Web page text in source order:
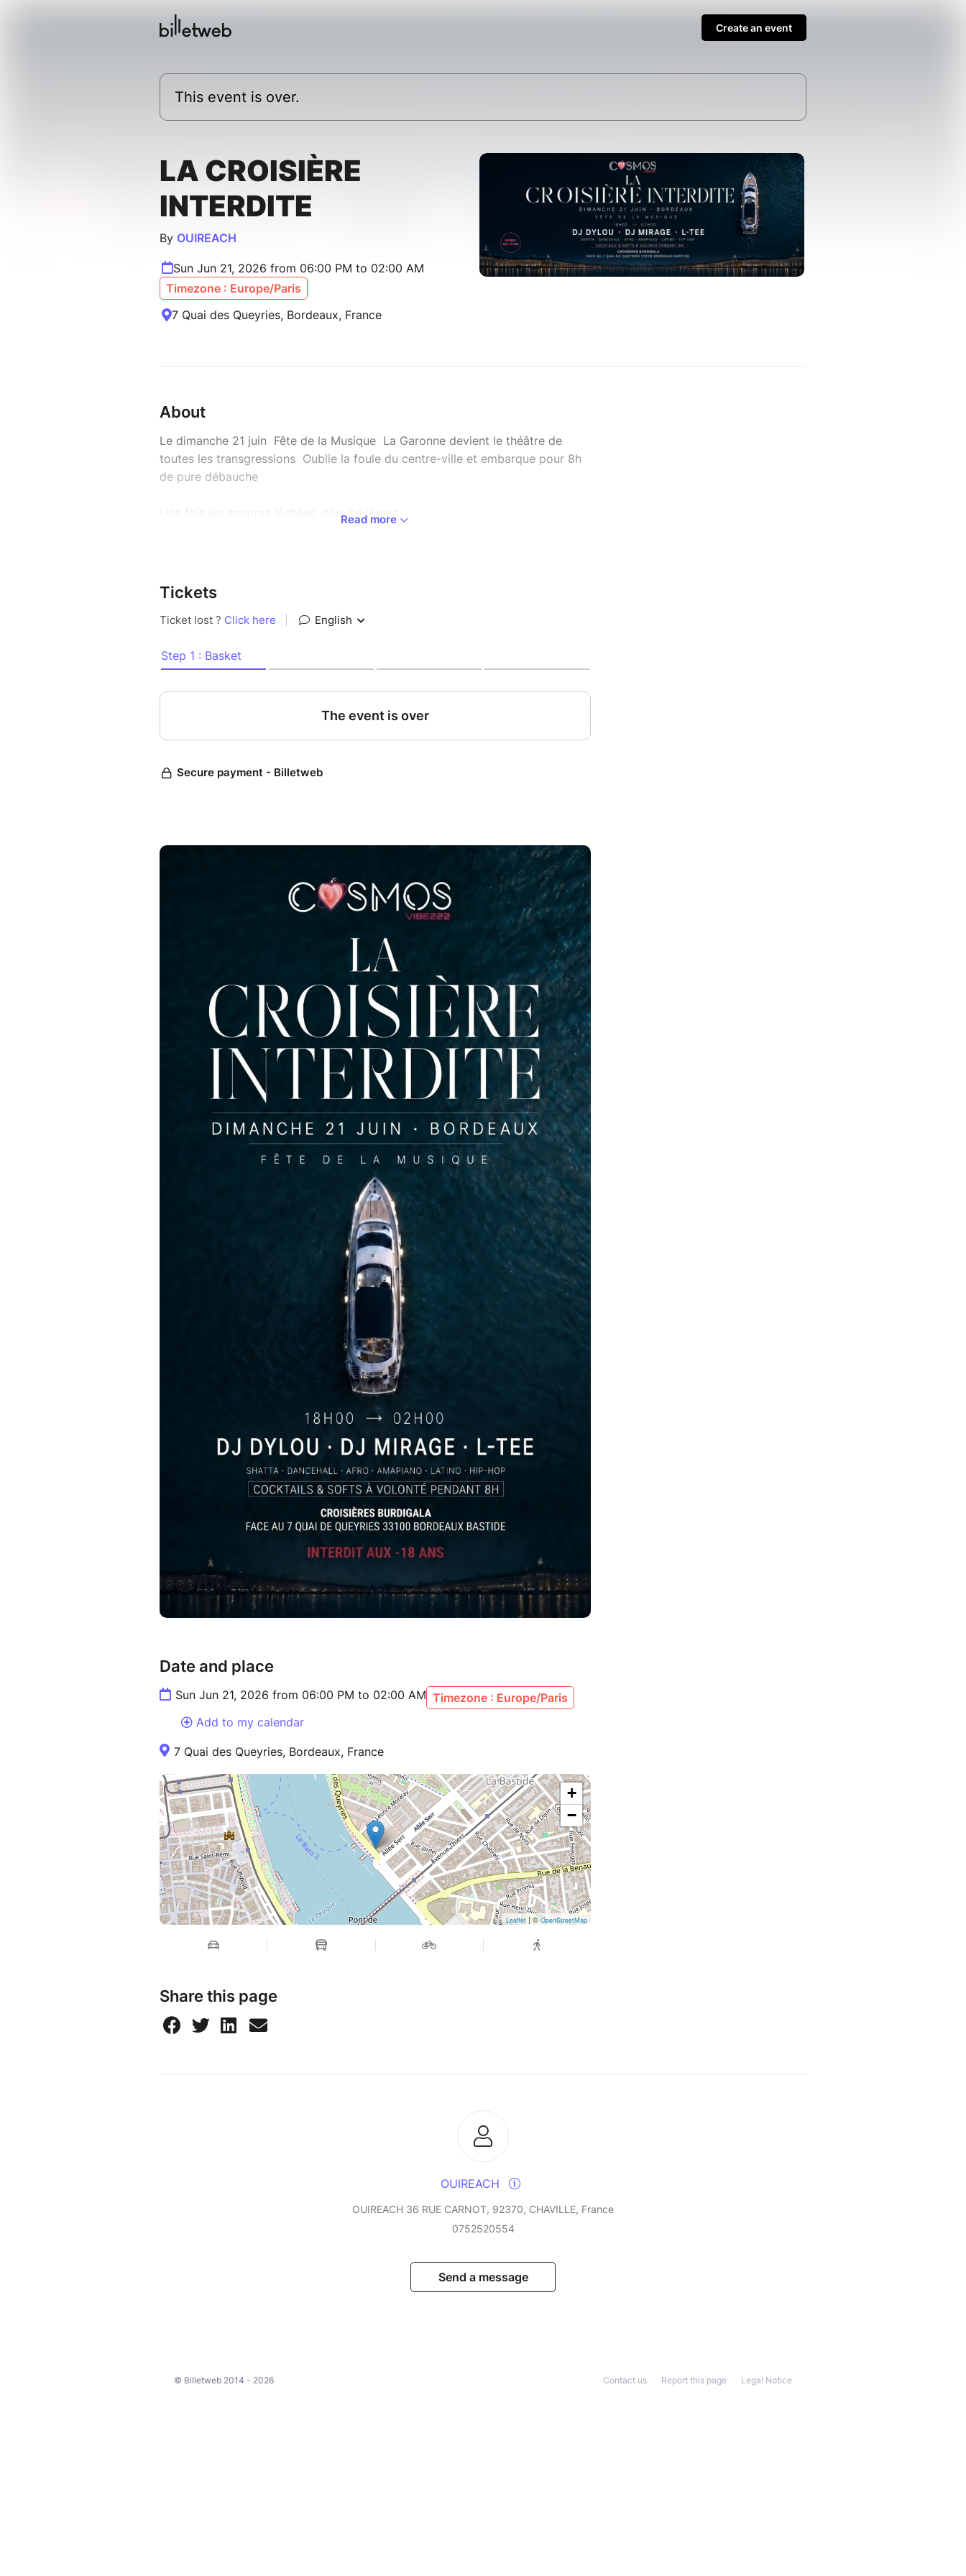
Create an event
This event is over.
LA CROISIÈRE
INTERDITE
By OUIREACH
Sun Jun 21, 2026 from 06:00 PM to 02:00 AM
Timezone : Europe/Paris
7 Quai des Queyries, Bordeaux, France
About
Le dimanche 21 juin Fête de la Musique La Garonne devient le théâtre de
toutes les transgressions Oublie la foule du centre-ville et embarque pour 8h
de pure débauche
Une fois les amarres lâchées, plus de règles
OPEN BAR TOTAL Cocktails & Softs à volonté pendant 8h non-stop
tirage au sort
LINE UP (Shatta • Dancehall • Afro • Amapiano • Hip-hop) :
PLACES TRÈS LIMITÉES Seulement 130 privilégiés à bord, pas un de plus
Interdit aux -18 ans
Read more
Tickets
Date and place
Sun Jun 21, 2026 from 06:00 PM to 02:00 AM Timezone : Europe/Paris
Add to my calendar
7 Quai des Queyries, Bordeaux, France
+
−
Leaflet| ©OpenStreetMap
Share this page
OUIREACH
OUIREACH 36 RUE CARNOT, 92370, CHAVILLE, France
0752520554
Send a message
© Billetweb 2014 - 2026 Legal Notice
Report this page
Contact us